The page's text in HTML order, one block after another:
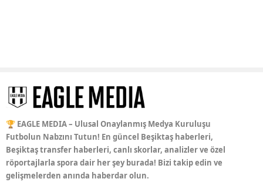
🏆 EAGLE MEDIA – Ulusal Onaylanmış Medya Kuruluşu
Futbolun Nabzını Tutun! En güncel Beşiktaş haberleri,
Beşiktaş transfer haberleri, canlı skorlar, analizler ve özel
röportajlarla spora dair her şey burada! Bizi takip edin ve
gelişmelerden anında haberdar olun.